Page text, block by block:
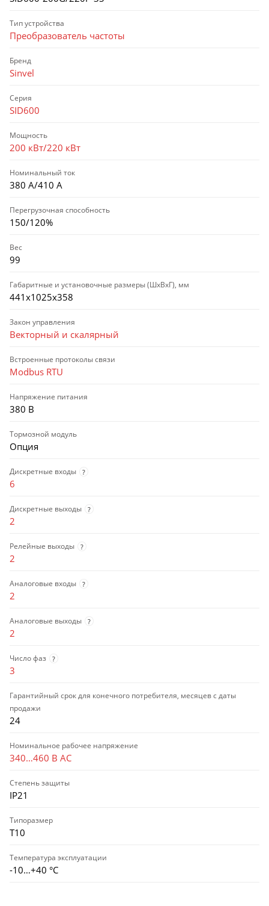
Тип устройства
Преобразователь частоты
Бренд
Sinvel
Серия
SID600
Мощность
200 кВт/220 кВт
Номинальный ток
380 А/410 А
Перегрузочная способность
150/120%
Вес
99
Габаритные и установочные размеры (ШхВхГ), мм
441х1025х358
Закон управления
Векторный и скалярный
Встроенные протоколы связи
Modbus RTU
Напряжение питания
380 В
Тормозной модуль
Опция
Дискретные входы ?
6
Дискретные выходы ?
2
Релейные выходы ?
2
Аналоговые входы ?
2
Аналоговые выходы ?
2
Число фаз ?
3
Гарантийный срок для конечного потребителя, месяцев с даты
продажи
24
Номинальное рабочее напряжение
340…460 В AC
Степень защиты
IP21
Типоразмер
T10
Температура эксплуатации
-10…+40 °С